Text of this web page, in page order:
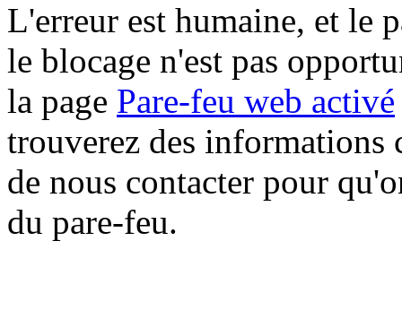
L'erreur est humaine, et le
le blocage n'est pas
la page Pare-feu web activé
trouverez des informations
de nous contacter pour
du pare-feu.